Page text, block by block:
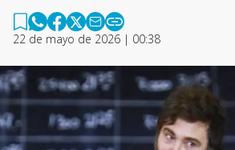
22 de mayo de 2026 | 00:38